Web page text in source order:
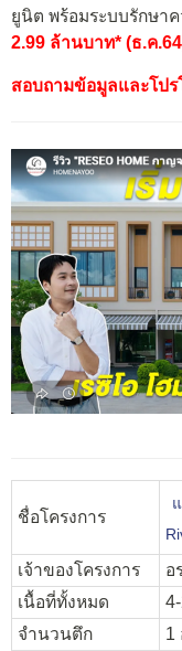
ยูนิต พร้อมระบบรักษา
2.99 ล้านบาท* (ธ.ค
สอบถามข้อมูลและโปร
ชื่อโครงการ
เจ้าของโครงการ
อ
เนื้อที่ทั้งหมด
จำนวนตึก
1